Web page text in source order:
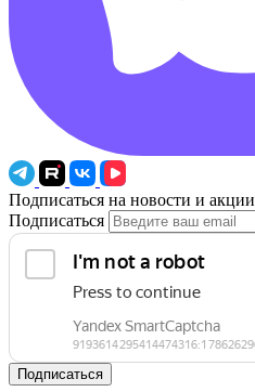
Подписаться на новости и акции
Подписаться
Подписаться